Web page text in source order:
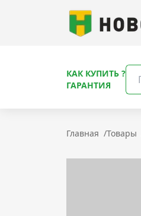
КАК КУПИТЬ ?
ГАРАНТИЯ
Главная /Товары